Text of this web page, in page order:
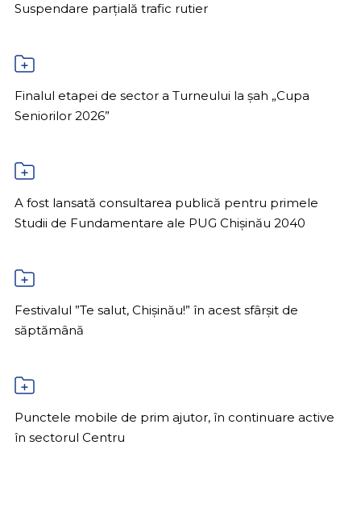
Suspendare parțială trafic rutier
Finalul etapei de sector a Turneului la șah „Cupa
Seniorilor 2026”
A fost lansată consultarea publică pentru primele
Studii de Fundamentare ale PUG Chișinău 2040
Festivalul ”Te salut, Chișinău!” în acest sfârșit de
săptămână
Punctele mobile de prim ajutor, în continuare active
în sectorul Centru